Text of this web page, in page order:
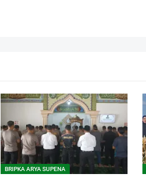
BRIPKA ARYA SUPENA